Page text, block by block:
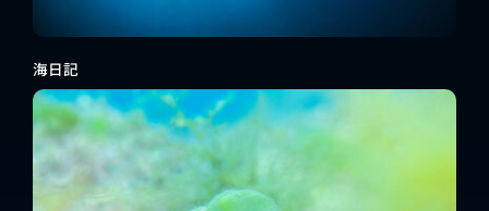
海日記